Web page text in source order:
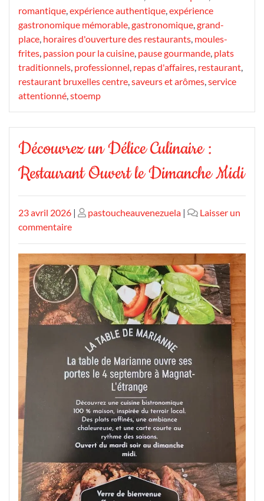
romantique,expérience authentique,expérience
gastronomique mémorable,gastronomique,grand-
place, horaires d'ouverture des restaurants, moules-
frites, passion pour la cuisine, pause gourmande, plats
traditionnels, professionnel, repas d'affaires, restaurant,
restaurant bruxelles centre,saveurs et arômes,service
attentionné,stoemp
Découvrez un Délice Culinaire :
Restaurant Ouvert le Dimanche Midi
Publié
le
23 avril 2026 | Publié
pastoucheauvenezuela |
Laisser un
commentairesur
un
Délice
Culinaire
:
Restaurant
Ouvert
Dimanche
Midi